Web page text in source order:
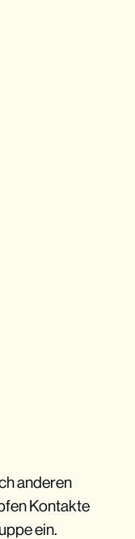
anderen
Kontakte
ein.